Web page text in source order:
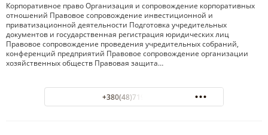
Корпоративное право Организация и сопровождение корпоративных
отношений Правовое сопровождение инвестиционной и
приватизационной деятельности Подготовка учредительных
документов и государственная регистрация юридических лиц
Правовое сопровождение проведения учредительных собраний,
конференций предприятий Правовое сопровождение организации
хозяйственных обществ Правовая защита…
+380(48)719-05-51